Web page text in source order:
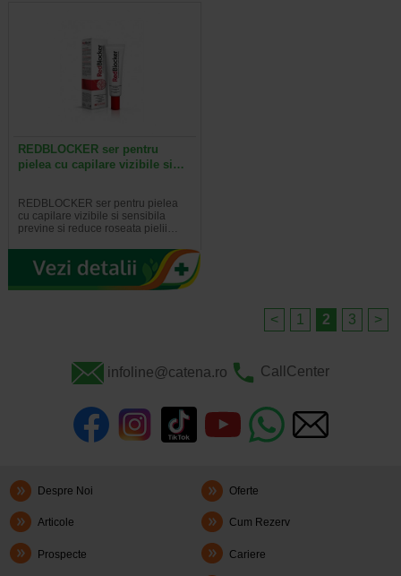
REDBLOCKER ser pentru
pielea cu capilare vizibile si…
REDBLOCKER ser pentru pielea
cu capilare vizibile si sensibila
previne si reduce roseata pielii…
< 1 2 3 >
infoline@catena.ro CallCenter
Despre Noi Oferte
Articole Cum Rezerv
Prospecte Cariere